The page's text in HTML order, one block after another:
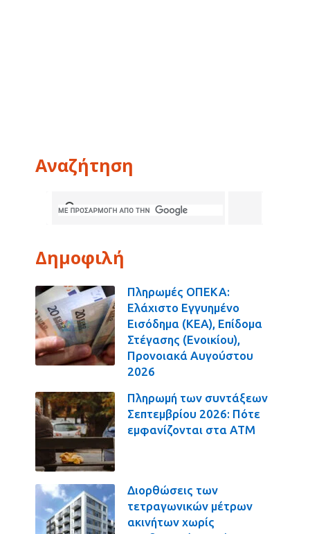
Αναζήτηση
Δημοφιλή
Πληρωμές ΟΠΕΚΑ:
Ελάχιστο Εγγυημένο
Εισόδημα (ΚΕΑ), Επίδομα
Στέγασης (Ενοικίου),
Προνοιακά Αυγούστου
2026
Πληρωμή των συντάξεων
Σεπτεμβρίου 2026: Πότε
εμφανίζονται στα ΑΤΜ
Διορθώσεις των
τετραγωνικών μέτρων
ακινήτων χωρίς